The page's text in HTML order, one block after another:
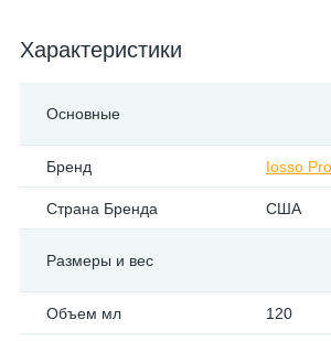
Характеристики
Основные
Бренд Iosso
Страна Бренда США
Размеры и вес
Объем мл 120